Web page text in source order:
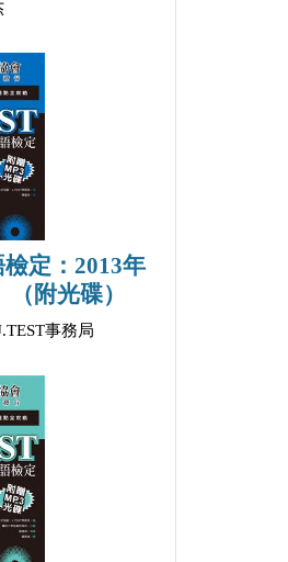
定：2013年
附光碟）
事務局